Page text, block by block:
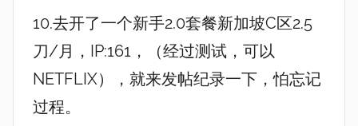
10.去开了一个新手2.0套餐新加坡C区2.5
刀/月，IP:161，（经过测试，可以
NETFLIX），就来发帖纪录一下，怕忘记
过程。